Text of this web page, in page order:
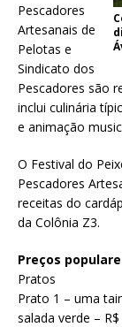
Pescadores
Artesanais de
Pelotas e
Sindicato dos
Pescadores são
inclui culinária
e animação
O Festival do
Pescadores
receitas do
da Colônia Z3.
Preços
Pratos
Prato 1 – uma
salada verde –